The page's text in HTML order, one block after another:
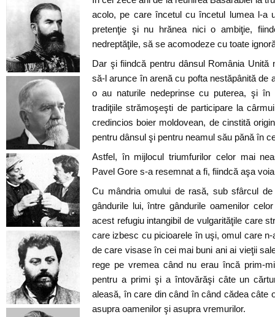
acolo, pe care încetul cu încetul lumea l-a
pretenţie şi nu hrănea nici o ambiţie,
nedreptăţile, să se acomodeze cu toate
Dar şi fiindcă pentru dânsul România Unită
să-l arunce în arenă cu pofta nestăpânită de
o au naturile nedeprinse cu puterea, şi
tradiţiile strămoşeşti de participare la
credincios boier moldovean, de cinstită
pentru dânsul şi pentru neamul său pănă în
Astfel, în mijlocul triumfurilor celor mai
Pavel Gore s-a resemnat a fi, fiindcă aşa
Cu mândria omului de rasă, sub sfârcul
gândurile lui, între gândurile oamenilor
acest refugiu intangibil de vulgarităţile care
care izbesc cu picioarele în uşi, omul care
de care visase în cei mai buni ani ai vieţii
rege pe vremea când nu erau încă prim-
pentru a primi şi a întovărăşi câte un
aleasă, în care din când în când cădea câte
asupra oamenilor şi asupra vremurilor.